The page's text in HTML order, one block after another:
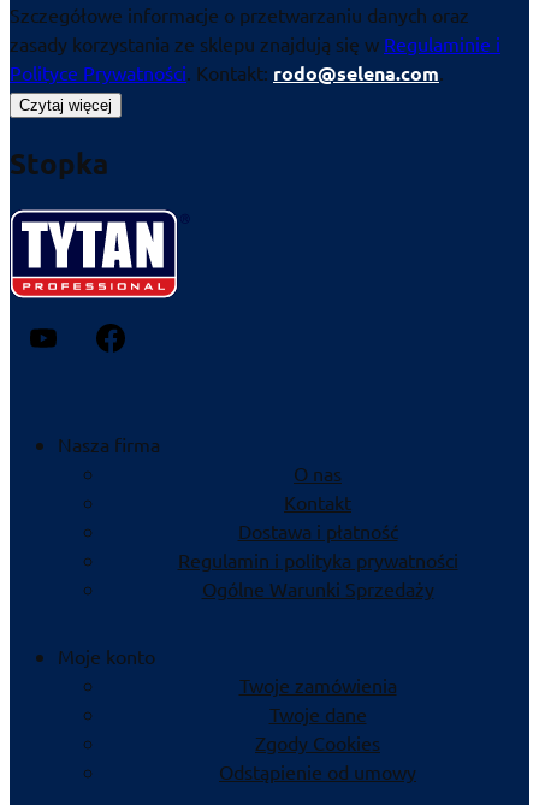
Szczegółowe informacje o przetwarzaniu danych oraz
zasady korzystania ze sklepu znajdują się w Regulaminie i
Polityce Prywatności. Kontakt: rodo@selena.com.
Czytaj więcej
Stopka
Nasza firma
O nas
Kontakt
Dostawa i płatność
Regulamin i polityka prywatności
Ogólne Warunki Sprzedaży
Moje konto
Twoje zamówienia
Twoje dane
Zgody Cookies
Odstąpienie od umowy